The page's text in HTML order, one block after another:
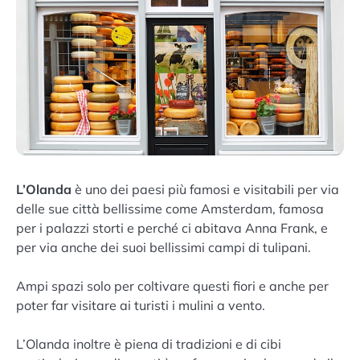
L’Olanda è uno dei paesi più famosi e visitabili per via
delle sue città bellissime come Amsterdam, famosa
per i palazzi storti e perché ci abitava Anna Frank, e
per via anche dei suoi bellissimi campi di tulipani.
Ampi spazi solo per coltivare questi fiori e anche per
poter far visitare ai turisti i mulini a vento.
L’Olanda inoltre è piena di tradizioni e di cibi